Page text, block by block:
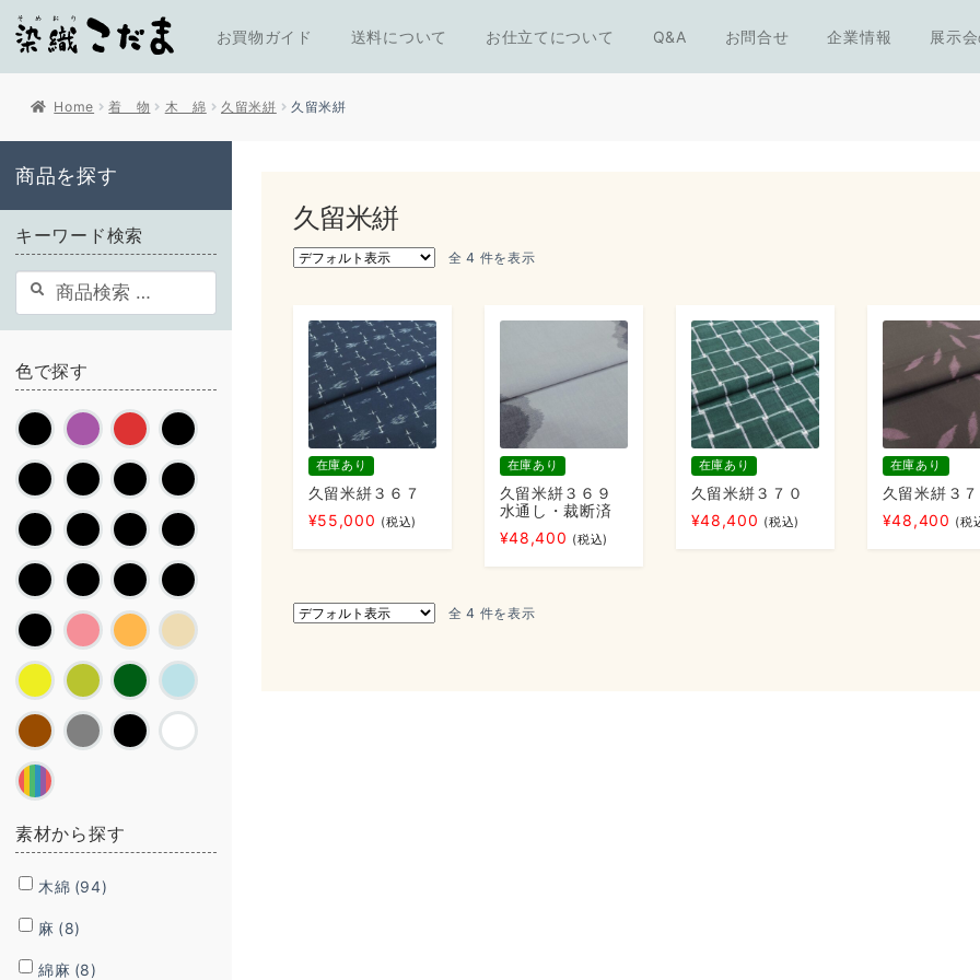
お買物ガイド 送料について お仕立てについて Q&A お問合せ 企業情報 展示
Home 着 物 木 綿 久留米絣 久留米絣
久留米絣
全 4 件を表示
在庫あり
久留米絣３６７
¥55,000 (税込)
在庫あり
久留米絣３６９
水通し・裁断済
¥48,400 (税込)
在庫あり
久留米絣３７０
¥48,400 (税込)
在庫あり
久留米絣３
¥48,400 (税
全 4 件を表示
商品を探す
キーワード検索
結
色で探す
素材から探す
木綿 (94)
麻 (8)
綿麻 (8)